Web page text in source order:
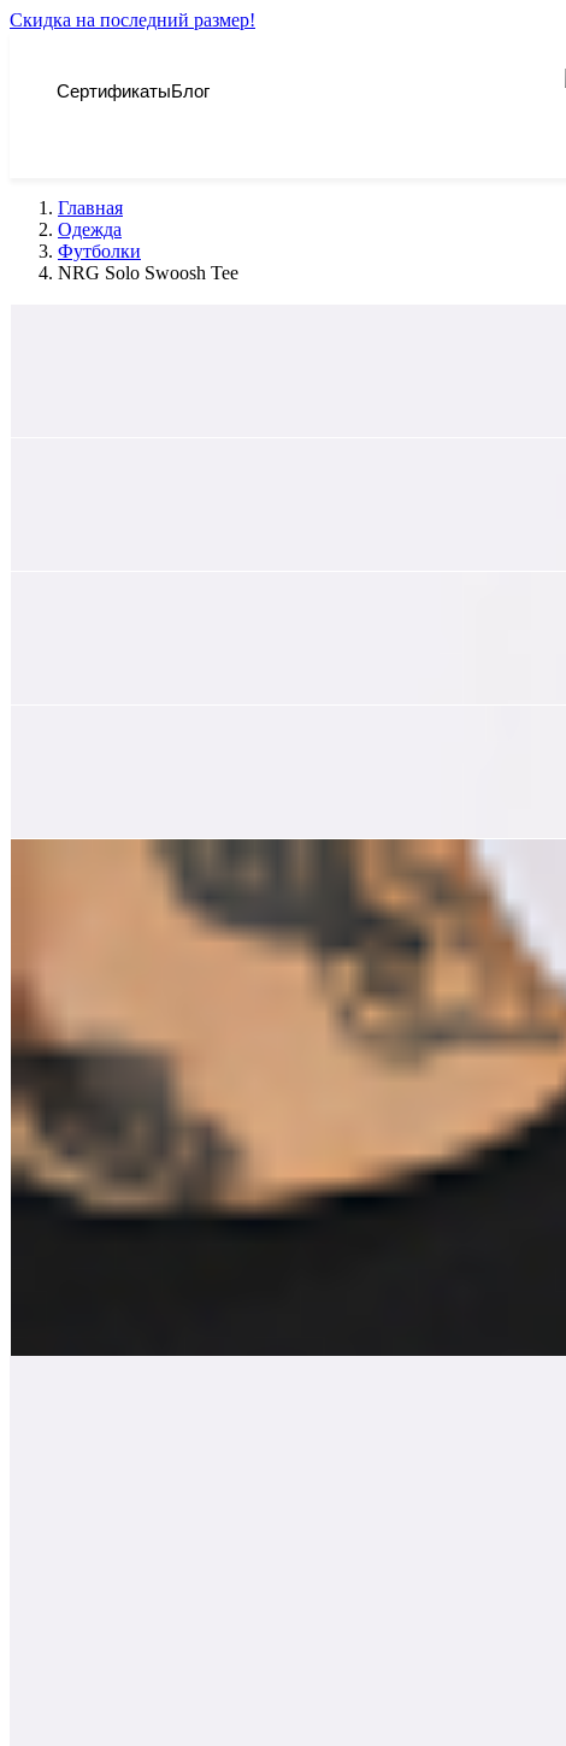
Скидка на последний размер!
СертификатыБлог
Главная
Одежда
Футболки
NRG Solo Swoosh Tee